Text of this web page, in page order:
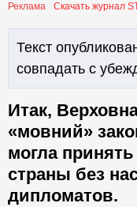
Реклама Скачать журнал
Текст
совпадать с
Итак,
«мовний»
могла
страны без
дипломатов.